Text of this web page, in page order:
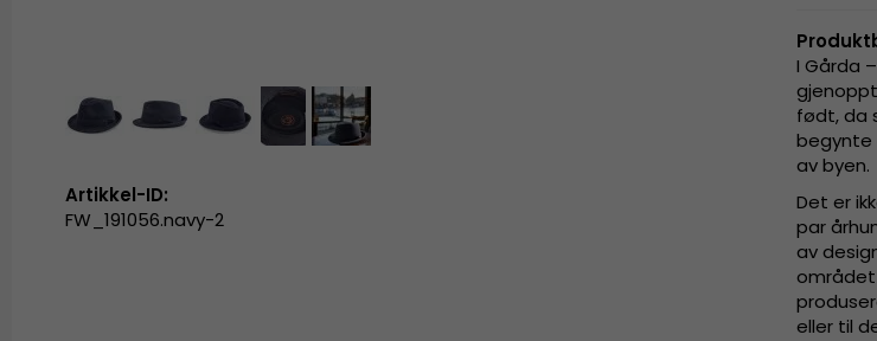
I Gårda
født, da
begynte
av byen.
Det er
par
av
området
eller til
Artikkel-ID:
FW_191056.navy-2